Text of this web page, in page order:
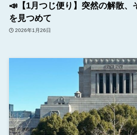
📣【1月つじ便り】突然の解散、
を見つめて
2026年1月26日